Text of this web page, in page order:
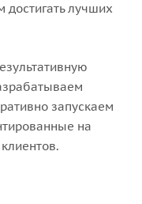
достигать лучших
запускаем
на